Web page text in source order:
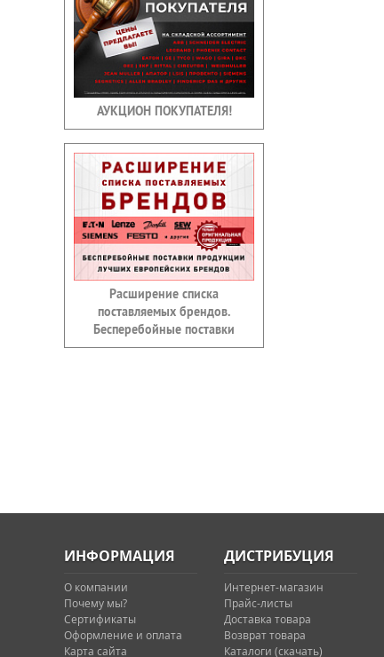
АУКЦИОН ПОКУПАТЕЛЯ!
Расширение списка
поставляемых брендов.
Бесперебойные поставки
ИНФОРМАЦИЯ
О компании
Почему мы?
Сертификаты
Оформление и оплата
Карта сайта
ДИСТРИБУЦИЯ
Интернет-магазин
Прайс-листы
Доставка товара
Возврат товара
Каталоги (скачать)